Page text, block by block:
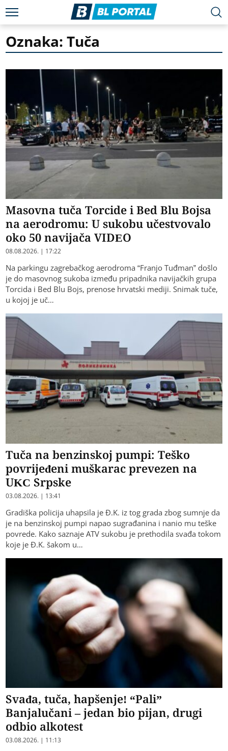
Oznaka: Tuča
Masovna tuča Torcide i Bed Blu Bojsa
na aerodromu: U sukobu učestvovalo
oko 50 navijača VIDEO
08.08.2026. | 17:22
Na parkingu zagrebačkog aerodroma “Franjo Tuđman” došlo
je do masovnog sukoba između pripadnika navijačkih grupa
Torcida i Bed Blu Bojs, prenose hrvatski mediji. Snimak tuče,
u kojoj je uč…
Tuča na benzinskoj pumpi: Teško
povrijeđeni muškarac prevezen na
UKC Srpske
03.08.2026. | 13:41
Gradiška policija uhapsila je Đ.K. iz tog grada zbog sumnje da
je na benzinskoj pumpi napao sugrađanina i nanio mu teške
povrede. Kako saznaje ATV sukobu je prethodila svađa tokom
koje je Đ.K. šakom u…
Svađa, tuča, hapšenje! “Pali”
Banjalučani – jedan bio pijan, drugi
odbio alkotest
03.08.2026. | 11:13